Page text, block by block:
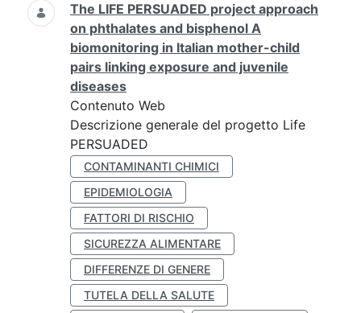
The LIFE PERSUADED project approach
on phthalates and bisphenol A
biomonitoring in Italian mother-child
pairs linking exposure and juvenile
diseases
Contenuto Web
Descrizione generale del progetto Life
PERSUADED
CONTAMINANTI CHIMICI
EPIDEMIOLOGIA
FATTORI DI RISCHIO
SICUREZZA ALIMENTARE
DIFFERENZE DI GENERE
TUTELA DELLA SALUTE